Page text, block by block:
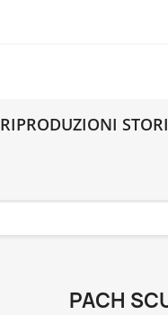
RIPRODUZIONI
PACH